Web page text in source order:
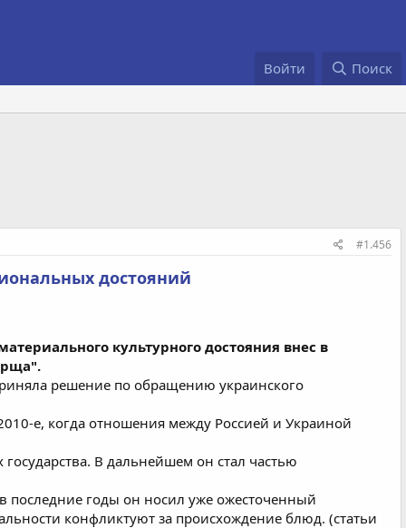
Войти Поиск
#1.456
достояний
культурного достояния внес в
решение по обращению украинского
е, когда отношения между Россией и Украиной
В дальнейшем он стал частью
последние годы он носил уже ожесточенный
конфликтуют за происхождение блюд. (статьи